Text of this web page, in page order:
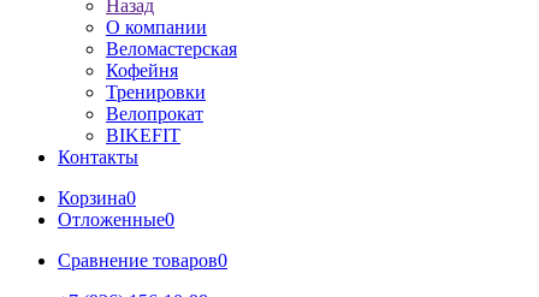
Назад
О компании
Веломастерская
Кофейня
Тренировки
Велопрокат
BIKEFIT
Контакты
Корзина0
Отложенные0
Сравнение товаров0